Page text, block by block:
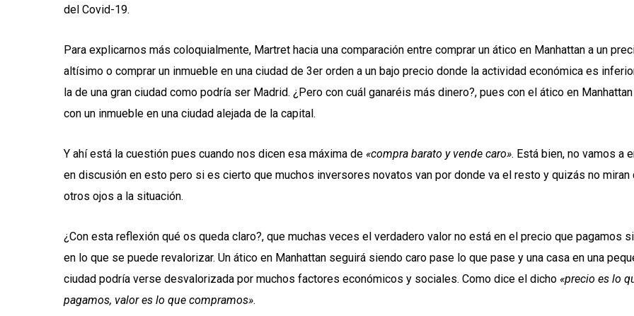
del Covid-19.
Para explicarnos más coloquialmente, Martret hacia una comparación entre comprar un ático en Manhattan a un
altísimo o comprar un inmueble en una ciudad de 3er orden a un bajo precio donde la actividad económica es
la de una gran ciudad como podría ser Madrid. ¿Pero con cuál ganaréis más dinero?, pues con el ático en
con un inmueble en una ciudad alejada de la capital.
Y ahí está la cuestión pues cuando nos dicen esa máxima de «compra barato y vende caro». Está bien, no vamos a
en discusión en esto pero si es cierto que muchos inversores novatos van por donde va el resto y quizás no miran
otros ojos a la situación.
¿Con esta reflexión qué os queda claro?, que muchas veces el verdadero valor no está en el precio que pagamos
en lo que se puede revalorizar. Un ático en Manhattan seguirá siendo caro pase lo que pase y una casa en una
ciudad podría verse desvalorizada por muchos factores económicos y sociales. Como dice el dicho «precio es lo
pagamos, valor es lo que compramos».